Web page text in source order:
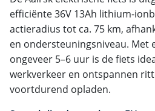
efficiënte 36V 13Ah lithium-
actieradius tot ca. 75 km,
en ondersteuningsniveau. Met
ongeveer 5–6 uur is de fiets
werkverkeer en ontspannen
voortdurend opladen.